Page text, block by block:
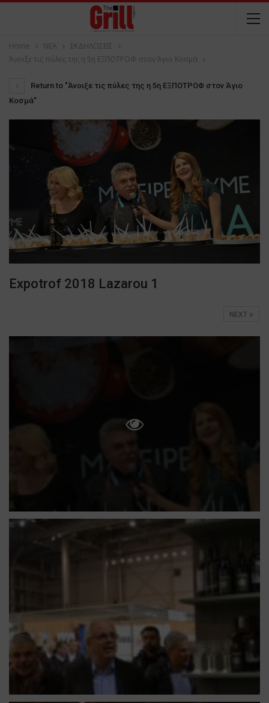
Home NEA
ΕΚΔΗΛΩΣΕΙΣ
Άνοιξε τις πύλες της η 5η ΕΞΠΟΤΡΟΦ στον Άγιο Κοσμά
Return to "Άνοιξε τις πύλες της η 5η ΕΞΠΟΤΡΟΦ στον Άγιο
Κοσμά"
Expotrof 2018 Lazarou 1
NEXT